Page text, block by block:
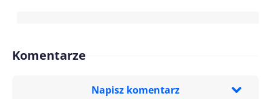
Komentarze
Napisz komentarz